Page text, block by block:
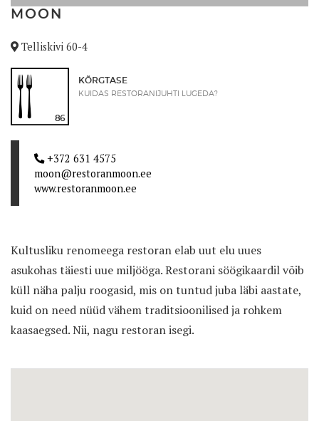
MOON
Telliskivi 60-4
KÕRGTASE
KUIDAS RESTORANIJUHTI LUGEDA?
86
+372 631 4575
moon@restoranmoon.ee
www.restoranmoon.ee
Kultusliku renomeega restoran elab uut elu uues
asukohas täiesti uue miljööga. Restorani söögikaardil võib
küll näha palju roogasid, mis on tuntud juba läbi aastate,
kuid on need nüüd vähem traditsioonilised ja rohkem
kaasaegsed. Nii, nagu restoran isegi.